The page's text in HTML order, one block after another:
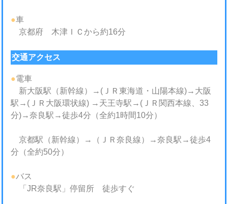
●車
京都府 木津ＩＣから約16分
交通アクセス
●電車
新大阪駅（新幹線）→(ＪＲ東海道・山陽本線)→大阪
駅→(ＪＲ大阪環状線) →天王寺駅→(ＪＲ関西本線、33
分)→奈良駅→徒歩4分（全約1時間10分）
京都駅（新幹線）→（ＪＲ奈良線）→奈良駅→徒歩4
分（全約50分）
●バス
「JR奈良駅」停留所 徒歩すぐ